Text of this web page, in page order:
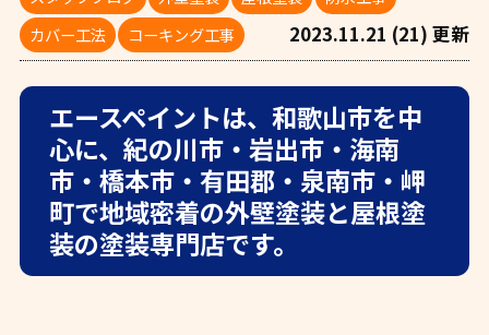
カバー工法
コーキング工事 2023.11.21 (21) 更新
エースペイントは、和歌山市を中
心に、紀の川市・岩出市・海南
市・橋本市・有田郡・泉南市・岬
町で地域密着の外壁塗装と屋根塗
装の塗装専門店です。